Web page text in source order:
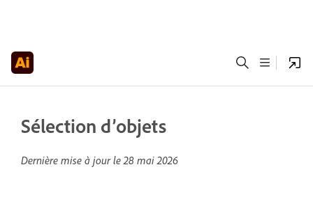
Sélection d’objets
Dernière mise à jour le28 mai 2026